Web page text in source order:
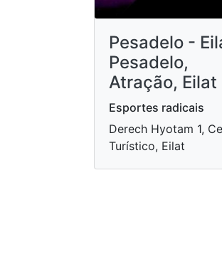
Pesadelo -
Pesadelo,
Atração, Eilat
Esportes radicais
Derech Hyotam 1,
Turístico, Eilat